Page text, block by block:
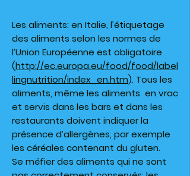
Les aliments: en Italie, l’étiquetage
des aliments selon les normes de
l’Union Européenne est obligatoire
(http://ec.europa.eu/food/food/label
lingnutrition/index_en.htm). Tous les
aliments, même les aliments en vrac
et servis dans les bars et dans les
restaurants doivent indiquer la
présence d’allergènes, par exemple
les céréales contenant du gluten.
Se méfier des aliments qui ne sont